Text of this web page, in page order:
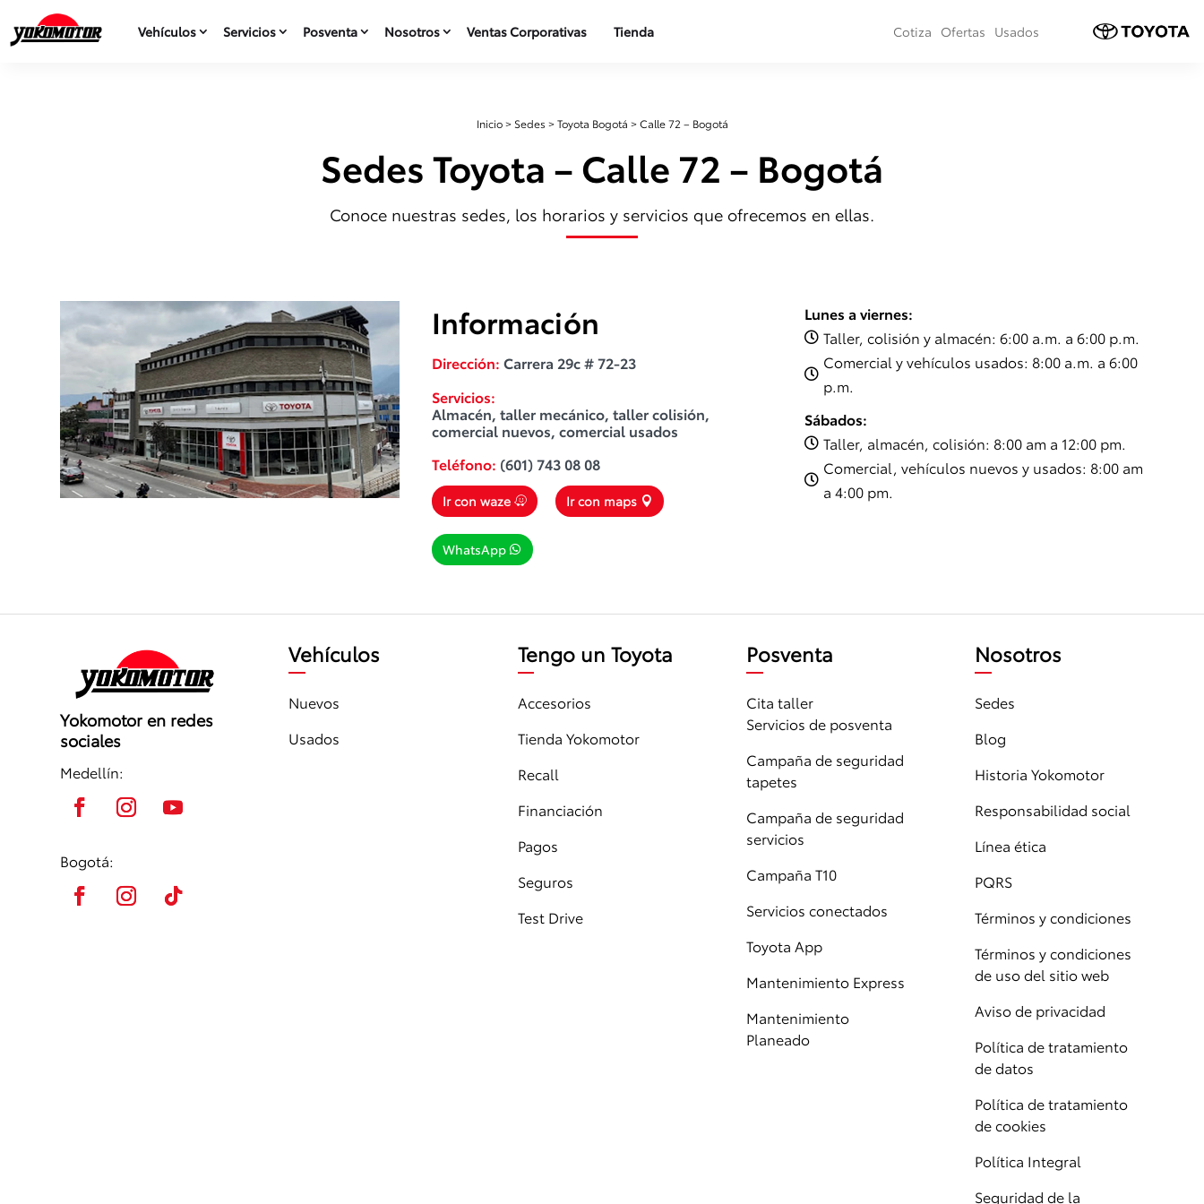
Vehículos Servicios Posventa Nosotros Ventas Corporativas Tienda Cotiza Ofertas Usados
Inicio> Sedes >Toyota Bogotá >Calle 72 – Bogotá
Sedes Toyota – Calle 72 – Bogotá
Conoce nuestras sedes, los horarios y servicios que ofrecemos en ellas.
Información
Dirección: Carrera 29c # 72-23
Servicios:
Almacén, taller mecánico, taller colisión,
comercial nuevos, comercial usados
Teléfono: (601) 743 08 08
Ir con waze Ir con maps
WhatsApp
Lunes a viernes:
 Taller, colisión y almacén: 6:00 a.m. a 6:00 p.m.

Comercial y vehículos usados: 8:00 a.m. a 6:00
p.m.
Sábados:
 Taller, almacén, colisión: 8:00 am a 12:00 pm.

Comercial, vehículos nuevos y usados: 8:00 am
a 4:00 pm.
Yokomotor en redes
sociales
Medellín:
Bogotá:
Vehículos
Nuevos
Usados
Tengo un Toyota
Accesorios
Tienda Yokomotor
Recall
Financiación
Pagos
Seguros
Test Drive
Posventa
Cita taller
Servicios de posventa
Campaña de seguridad
tapetes
Campaña de seguridad
servicios
Campaña T10
Servicios conectados
Toyota App
Mantenimiento Express
Mantenimiento
Planeado
Nosotros
Sedes
Blog
Historia Yokomotor
Responsabilidad social
Línea ética
PQRS
Términos y condiciones
Términos y condiciones
de uso del sitio web
Aviso de privacidad
Política de tratamiento
de datos
Política de tratamiento
de cookies
Política Integral
Seguridad de la